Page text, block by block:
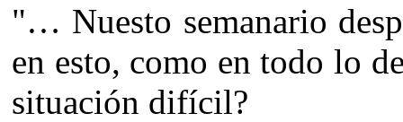
"… Nuesto semanario
en esto, como en todo lo
situación difícil?